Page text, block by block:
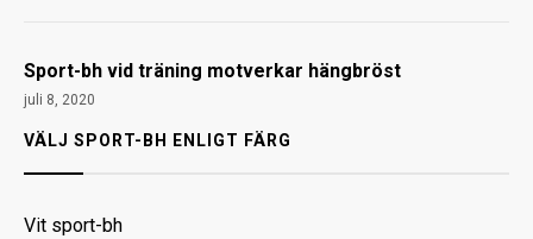
Sport-bh vid träning motverkar hängbröst
juli 8, 2020
VÄLJ SPORT-BH ENLIGT FÄRG
Vit sport-bh